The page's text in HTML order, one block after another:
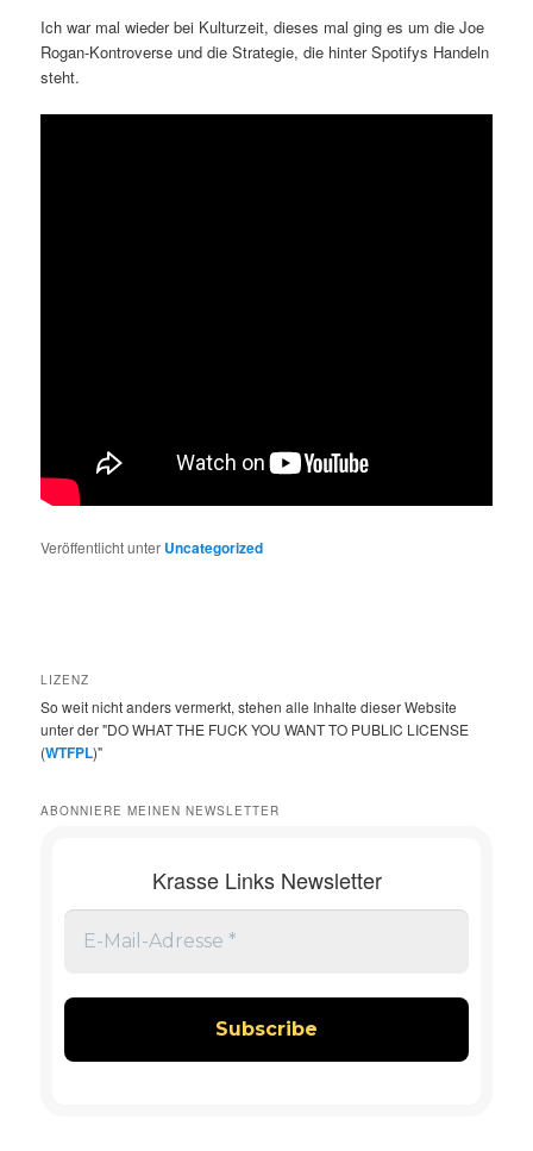
Ich war mal wieder bei Kulturzeit, dieses mal ging es um die Joe
Rogan-Kontroverse und die Strategie, die hinter Spotifys Handeln
steht.
Veröffentlicht unter Uncategorized
LIZENZ
So weit nicht anders vermerkt, stehen alle Inhalte dieser Website
unter der "DO WHAT THE FUCK YOU WANT TO PUBLIC LICENSE
(WTFPL)"
ABONNIERE MEINEN NEWSLETTER
Krasse Links Newsletter